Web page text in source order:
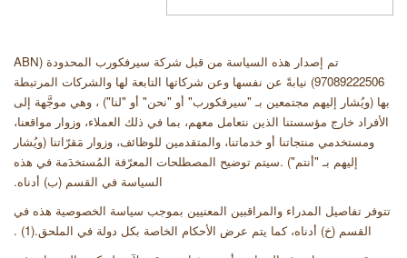
تم إصدار هذه السياسة من قبل شركة سيرفكورب المحدودة (ABN
97089222506) نيابةً عن نفسها وعن شركاتها التابعة لها والشركات المرتبطة
بها (ويُشار إليهم مجتمعين بـ "سيرفكورب" أو "نحن" أو "لنا") ، وهي موجَّهة إلى
الأفراد خارج مؤسستنا الذين نتعامل معهم، بما في ذلك العملاء، وزوار مواقعنا،
ومستخدمي منتجاتنا أو خدماتنا، والمتقدمين للوظائف، وزوار مَقرّاتنا (ويُشار
إليهم بـ "أنتم") .سيتم توضيح المصطلحات المعرّفة المُستخدَمة في هذه
السياسة في القسم (ب) أدناه.
تتوفر تفاصيل المدراء والمراقبين المعنيين بموجب سياسة الخصوصية هذه في
القسم (خ) أدناه، كما يتم عرض الأحكام الخاصة بكل دولة في الملحق.(1)
.